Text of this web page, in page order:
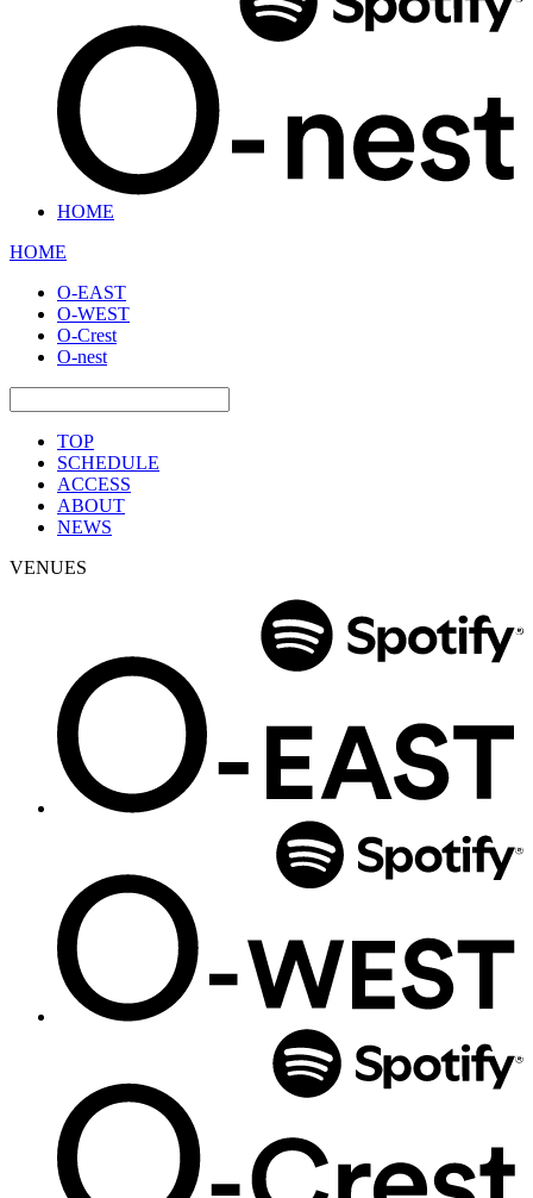
HOME
HOME
O-EAST
O-WEST
O-Crest
O-nest
TOP
SCHEDULE
ACCESS
ABOUT
NEWS
VENUES